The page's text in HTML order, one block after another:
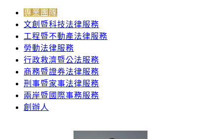
專業團隊
文創暨科技法律服務
工程暨不動產法律服務
勞動法律服務
行政救濟暨公法服務
商務暨證券法律服務
刑事暨家事法律服務
兩岸暨國際事務服務
創辦人